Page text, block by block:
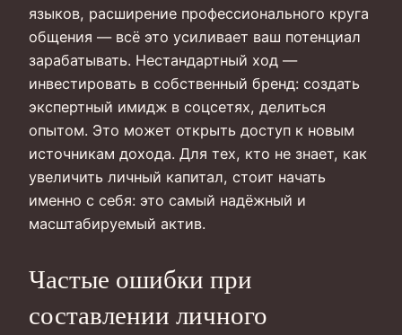
языков, расширение профессионального круга
общения — всё это усиливает ваш потенциал
зарабатывать. Нестандартный ход —
инвестировать в собственный бренд: создать
экспертный имидж в соцсетях, делиться
опытом. Это может открыть доступ к новым
источникам дохода. Для тех, кто не знает, как
увеличить личный капитал, стоит начать
именно с себя: это самый надёжный и
масштабируемый актив.
Частые ошибки при
составлении личного